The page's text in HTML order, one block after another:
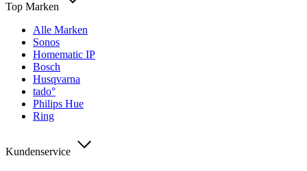
Top Marken
Alle Marken
Sonos
Homematic IP
Bosch
Husqvarna
tado°
Philips Hue
Ring
Kundenservice